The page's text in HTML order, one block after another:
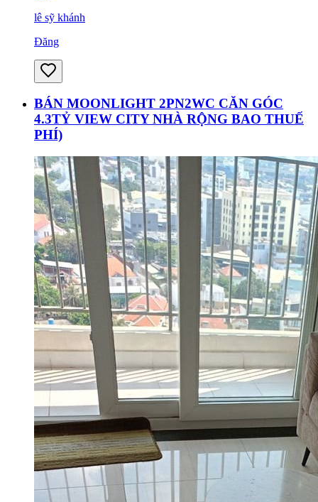
lê sỹ khánh
Đăng
BÁN MOONLIGHT 2PN2WC CĂN GÓC
4.3TỶ VIEW CITY NHÀ RỘNG BAO THUẾ
PHÍ)